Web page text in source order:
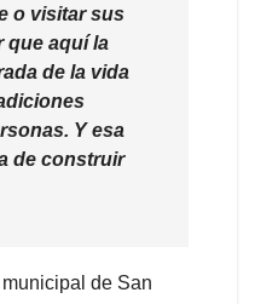
o visitar sus
que aquí la
de la vida
Y esa
de construir
de San